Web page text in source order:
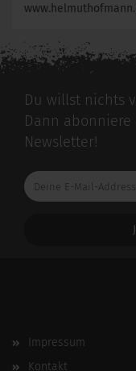
Du willst nichts
Dann abonniere
Newsletter!
Deine
E-
Impressum
Kontakt